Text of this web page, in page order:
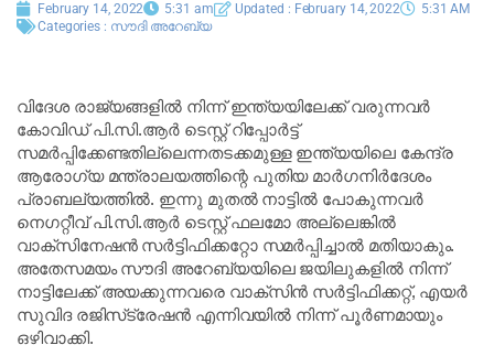
February 14, 2022 5:31 am Updated : February 14, 2022
5:31 AM
Categories : സൗദി അറേബ്യ
വിദേശ രാജ്യങ്ങളിൽ നിന്ന് ഇന്ത്യയിലേക്ക് വരുന്നവർ
കോവിഡ് പി.സി.ആർ ടെസ്റ്റ് റിപ്പോർട്ട്
സമർപ്പിക്കേണ്ടതില്ലെന്നതടക്കമുള്ള ഇന്ത്യയിലെ കേന്ദ്ര
ആരോഗ്യ മന്ത്രാലയത്തിന്റെ പുതിയ മാർഗനിർദേശം
പ്രാബല്യത്തിൽ. ഇന്നു മുതൽ നാട്ടിൽ പോകുന്നവർ
നെഗറ്റീവ് പി.സി.ആർ ടെസ്റ്റ് ഫലമോ അല്ലെങ്കിൽ
വാക്‌സിനേഷൻ സർട്ടിഫിക്കറ്റോ സമർപ്പിച്ചാൽ മതിയാകും.
അതേസമയം സൗദി അറേബ്യയിലെ ജയിലുകളിൽ നിന്ന്
നാട്ടിലേക്ക് അയക്കുന്നവരെ വാക്‌സിൻ സർട്ടിഫിക്കറ്റ്, എയർ
സുവിദ രജിസ്‌ട്രേഷൻ എന്നിവയിൽ നിന്ന് പൂർണമായും
ഒഴിവാക്കി.